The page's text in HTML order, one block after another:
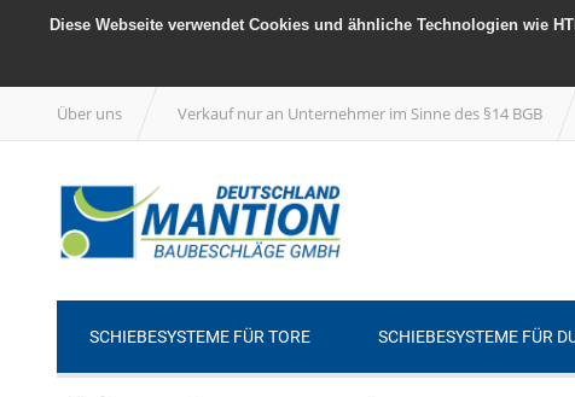
Diese Webseite verwendet Cookies und ähnliche Technologien wie
Über uns Verkauf nur an Unternehmer im Sinne des §14 BGB
SCHIEBESYSTEME FÜR TORE SCHIEBESYSTEME FÜR